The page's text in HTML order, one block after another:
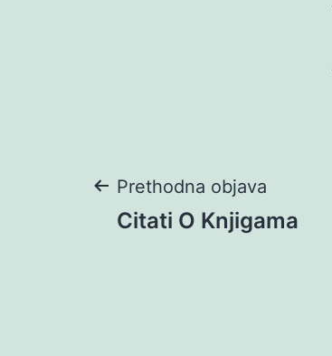
Navigacija
Prethodna objava
Citati O Knjigama